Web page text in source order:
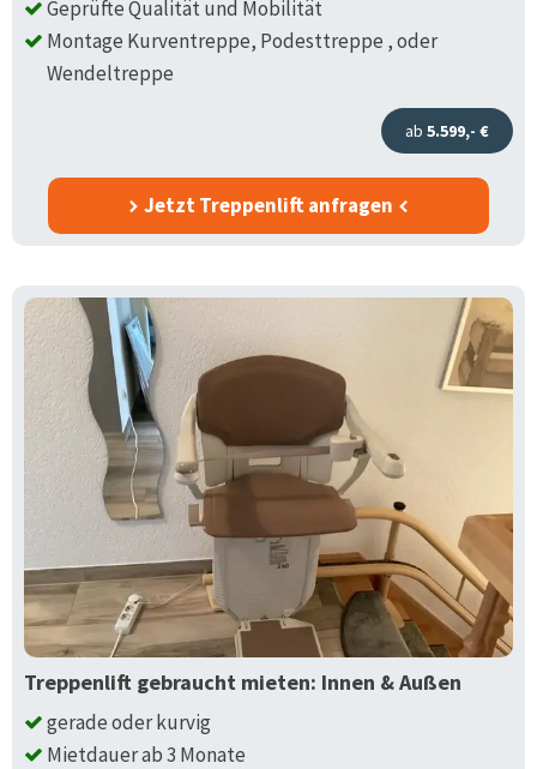
Geprüfte Qualität und Mobilität
Montage Kurventreppe, Podesttreppe , oder
Wendeltreppe
ab 5.599,- €
Jetzt Treppenlift anfragen
Treppenlift gebraucht mieten: Innen & Außen
gerade oder kurvig
Mietdauer ab 3 Monate